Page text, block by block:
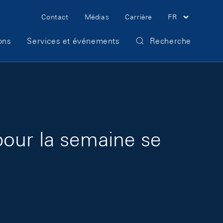
Meta Navigation
Contact Médias Carrière FR
Services et événements Recherche
la semaine se